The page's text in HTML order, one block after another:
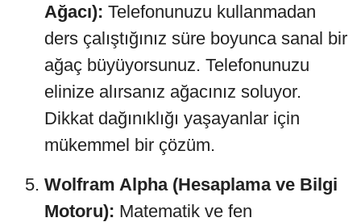
Ağacı): Telefonunuzu kullanmadan
ders çalıştığınız süre boyunca sanal bir
ağaç büyüyorsunuz. Telefonunuzu
elinize alırsanız ağacınız soluyor.
Dikkat dağınıklığı yaşayanlar için
mükemmel bir çözüm.
Wolfram Alpha (Hesaplama ve Bilgi
Motoru): Matematik ve fen